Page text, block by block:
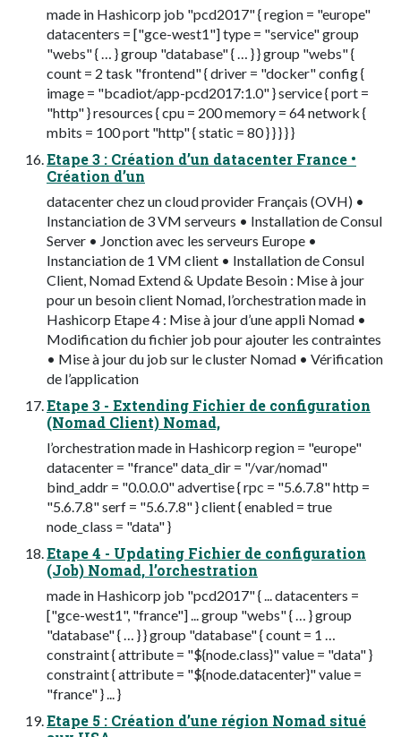
made in Hashicorp job "pcd2017" { region = "europe"
datacenters = ["gce-west1"] type = "service" group
"webs" { … } group "database" { … } } group "webs" {
count = 2 task "frontend" { driver = "docker" config {
image = "bcadiot/app-pcd2017:1.0" } service { port =
"http" } resources { cpu = 200 memory = 64 network {
mbits = 100 port "http" { static = 80 } } } } }
Etape 3 : Création d’un datacenter France •
Création d’un
datacenter chez un cloud provider Français (OVH) •
Instanciation de 3 VM serveurs • Installation de Consul
Server • Jonction avec les serveurs Europe •
Instanciation de 1 VM client • Installation de Consul
Client, Nomad Extend & Update Besoin : Mise à jour
pour un besoin client Nomad, l’orchestration made in
Hashicorp Etape 4 : Mise à jour d’une appli Nomad •
Modification du fichier job pour ajouter les contraintes
• Mise à jour du job sur le cluster Nomad • Vérification
de l’application
Etape 3 - Extending Fichier de configuration
(Nomad Client) Nomad,
l’orchestration made in Hashicorp region = "europe"
datacenter = "france" data_dir = "/var/nomad"
bind_addr = "0.0.0.0" advertise { rpc = "5.6.7.8" http =
"5.6.7.8" serf = "5.6.7.8" } client { enabled = true
node_class = "data" }
Etape 4 - Updating Fichier de configuration
(Job) Nomad, l’orchestration
made in Hashicorp job "pcd2017" { ... datacenters =
["gce-west1", "france"] ... group "webs" { … } group
"database" { … } } group "database" { count = 1 …
constraint { attribute = "${node.class}" value = "data" }
constraint { attribute = "${node.datacenter}" value =
"france" } ... }
Etape 5 : Création d’une région Nomad situé